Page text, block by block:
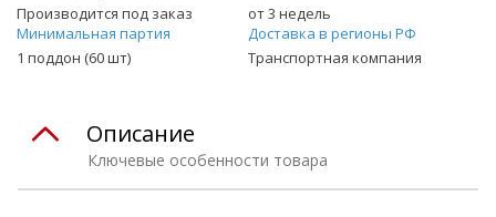
Производится под заказ
от 3 недель
Минимальная партия
1 поддон (60 шт)
Доставка в регионы РФ
Транспортная компания
Ключевые особенности товара
Описание